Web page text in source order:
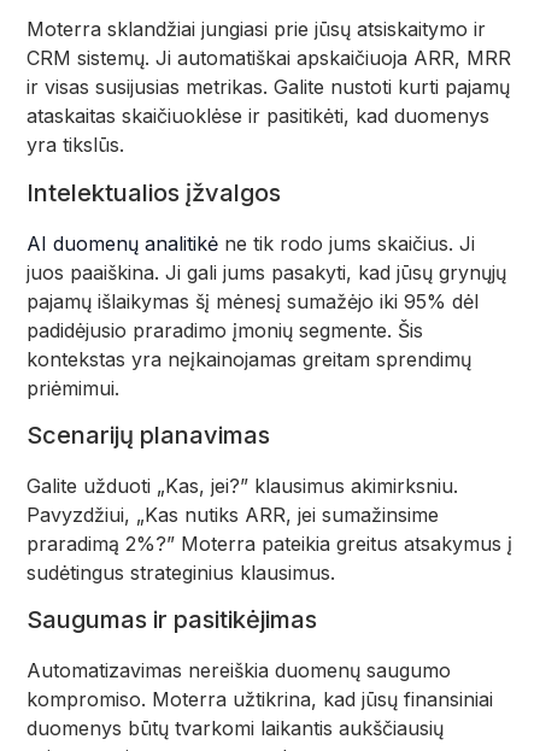
Moterra sklandžiai jungiasi prie jūsų atsiskaitymo ir
CRM sistemų. Ji automatiškai apskaičiuoja ARR, MRR
ir visas susijusias metrikas. Galite nustoti kurti pajamų
ataskaitas skaičiuoklėse ir pasitikėti, kad duomenys
yra tikslūs.
Intelektualios įžvalgos
AI duomenų analitikė ne tik rodo jums skaičius. Ji
juos paaiškina. Ji gali jums pasakyti, kad jūsų grynųjų
pajamų išlaikymas šį mėnesį sumažėjo iki 95% dėl
padidėjusio praradimo įmonių segmente. Šis
kontekstas yra neįkainojamas greitam sprendimų
priėmimui.
Scenarijų planavimas
Galite užduoti „Kas, jei?” klausimus akimirksniu.
Pavyzdžiui, „Kas nutiks ARR, jei sumažinsime
praradimą 2%?” Moterra pateikia greitus atsakymus į
sudėtingus strateginius klausimus.
Saugumas ir pasitikėjimas
Automatizavimas nereiškia duomenų saugumo
kompromiso. Moterra užtikrina, kad jūsų finansiniai
duomenys būtų tvarkomi laikantis aukščiausių